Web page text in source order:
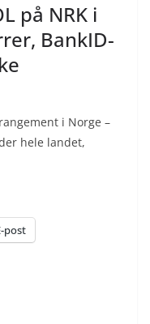
på NRK i
BankID-
i Norge –
hele landet,
post